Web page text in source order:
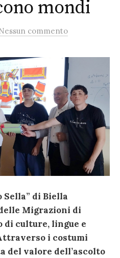
mondi
commento
di Biella
Migrazioni di
di culture, lingue e
i costumi
del valore dell’ascolto